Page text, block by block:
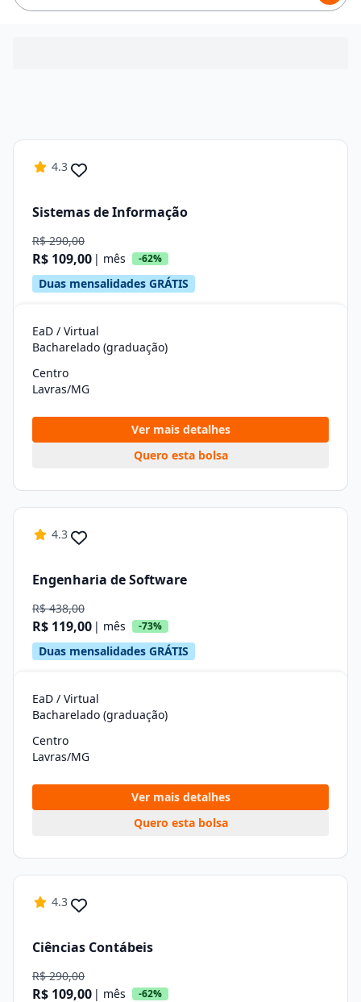
4.3
Sistemas de Informação
R$ 290,00
R$ 109,00 | mês -62%
Duas mensalidades GRÁTIS
EaD / Virtual
Bacharelado (graduação)
Centro
Lavras/MG
Ver mais detalhes
Quero esta bolsa
4.3
Engenharia de Software
R$ 438,00
R$ 119,00 | mês -73%
Duas mensalidades GRÁTIS
EaD / Virtual
Bacharelado (graduação)
Centro
Lavras/MG
Ver mais detalhes
Quero esta bolsa
4.3
Ciências Contábeis
R$ 290,00
R$ 109,00 | mês -62%